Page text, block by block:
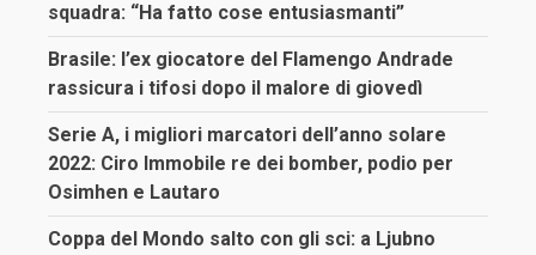
squadra: “Ha fatto cose entusiasmanti”
Brasile: l’ex giocatore del Flamengo Andrade
rassicura i tifosi dopo il malore di giovedì
Serie A, i migliori marcatori dell’anno solare
2022: Ciro Immobile re dei bomber, podio per
Osimhen e Lautaro
Coppa del Mondo salto con gli sci: a Ljubno